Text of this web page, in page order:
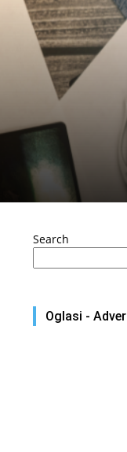
Search
Oglasi -